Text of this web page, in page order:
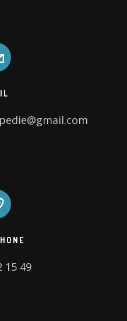
15 49